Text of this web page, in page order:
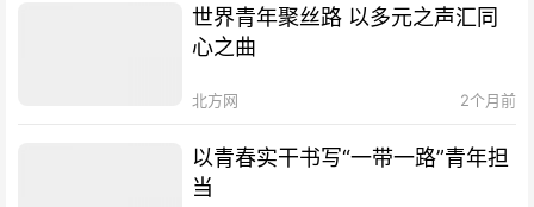
世界青年聚丝路 以多元之声汇同
心之曲
北方网 2个月前
以青春实干书写“一带一路”青年担
当